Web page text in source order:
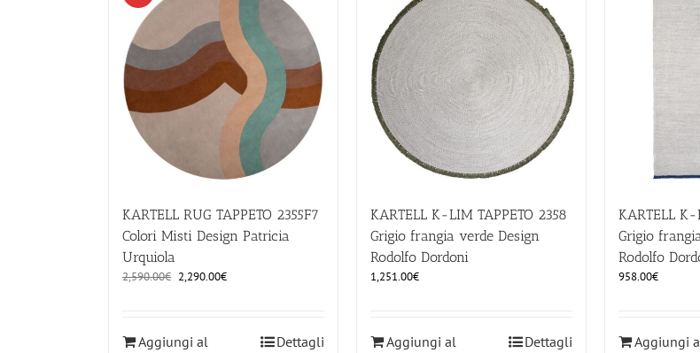
KARTELL RUG TAPPETO 2355F7
Colori Misti Design Patricia
Urquiola
2,590.00€ Il
2,590.00€.
2,290.00€Il
2,290.00€.
Aggiungi al
Dettagli
KARTELL K-LIM TAPPETO 2358
Grigio frangia verde Design
Rodolfo Dordoni
1,251.00€
Aggiungi al
Dettagli
KARTELL K-
Grigio
Rodolfo
958.00€
Aggiungi